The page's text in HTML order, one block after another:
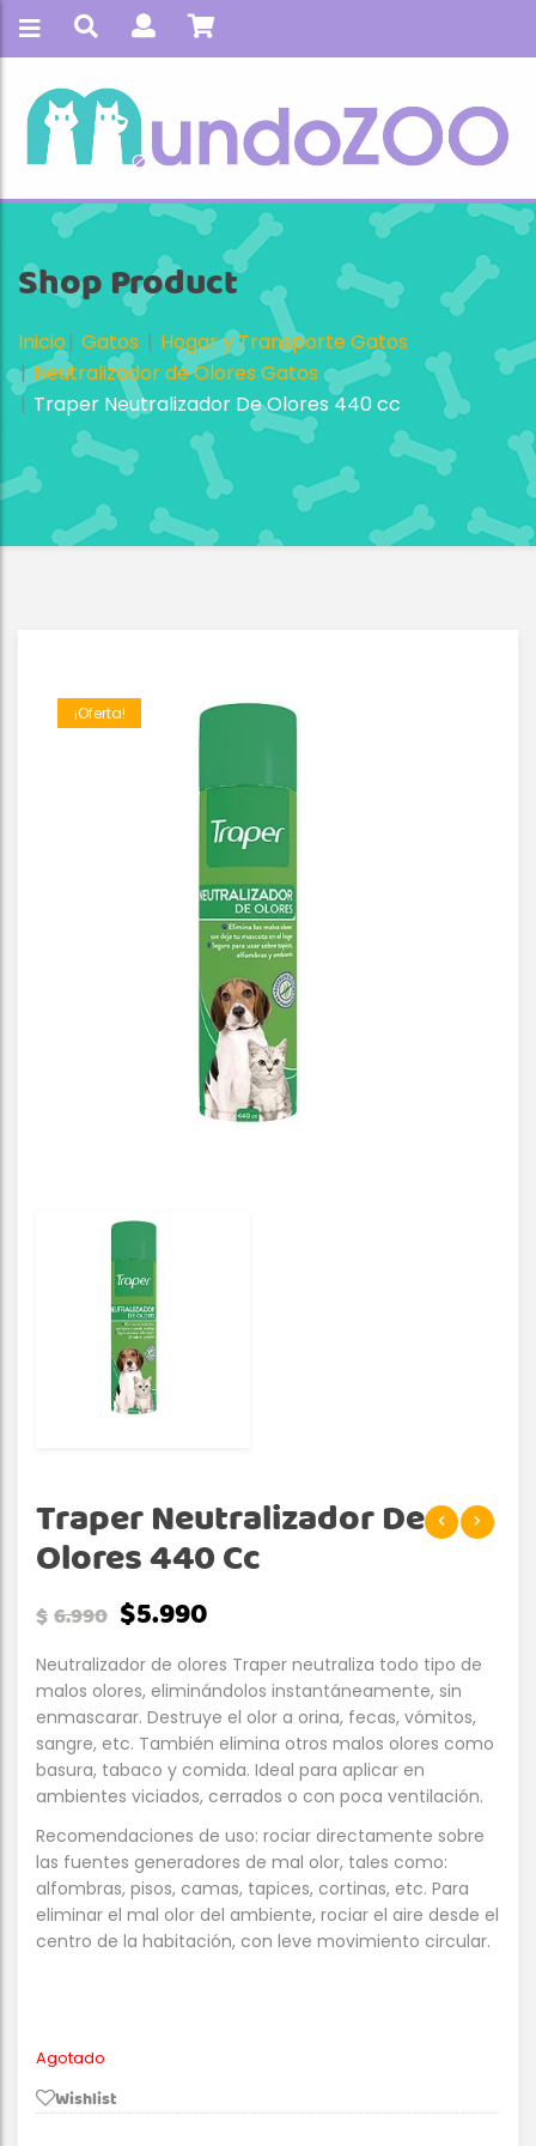
Shop Product
Inicio Gatos
Hogar y Transporte Gatos
Neutralizador de Olores Gatos
Traper Neutralizador De Olores 440 cc
¡Oferta!
Traper Neutralizador De
Olores 440 Cc
$6.990 $5.990
Neutralizador de olores Traper neutraliza todo tipo de
malos olores, eliminándolos instantáneamente, sin
enmascarar. Destruye el olor a orina, fecas, vómitos,
sangre, etc. También elimina otros malos olores como
basura, tabaco y comida. Ideal para aplicar en
ambientes viciados, cerrados o con poca ventilación.
Recomendaciones de uso: rociar directamente sobre
las fuentes generadores de mal olor, tales como:
alfombras, pisos, camas, tapices, cortinas, etc. Para
eliminar el mal olor del ambiente, rociar el aire desde el
centro de la habitación, con leve movimiento circular.
Agotado
Wishlist